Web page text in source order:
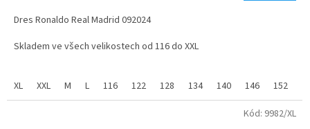
z
hvězdiček.
Dres Ronaldo Real Madrid 092024
Skladem ve všech velikostech od 116 do XXL
s příměsí změkčujícího materiálu MESH.
Vhodné jako dárek pro školáka nebo kamaráda z dětství. Velikosti
XL XXL M L 116 122 128 134 140 146 152
Kód: 9982/XL